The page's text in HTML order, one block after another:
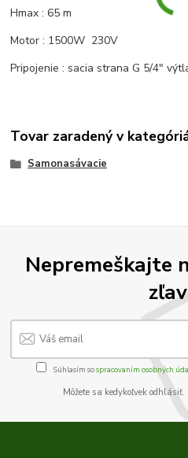
Hmax : 65 m
Motor : 1500W 230V
Pripojenie : sacia strana G 5/4"
Tovar zaradený v
Samonasávacie
Nepremeškajte
Súhlasím sospracovaním osobných
Môžete sa kedykoľvek